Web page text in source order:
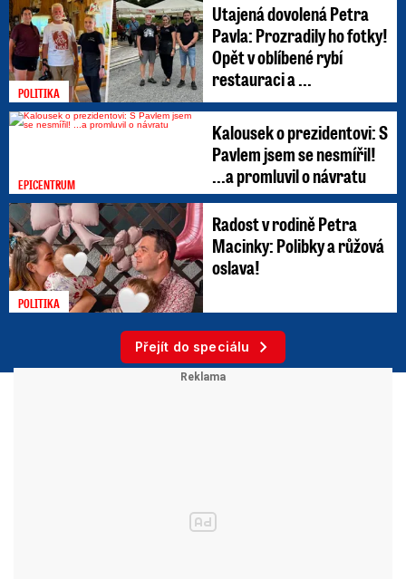
POLITIKA
Utajená dovolená Petra
Pavla: Prozradily ho fotky!
Opět v oblíbené rybí
restauraci a ...
EPICENTRUM
Kalousek o prezidentovi: S
Pavlem jsem se nesmířil!
...a promluvil o návratu
POLITIKA
Radost v rodině Petra
Macinky: Polibky a růžová
oslava!
Přejít do speciálu